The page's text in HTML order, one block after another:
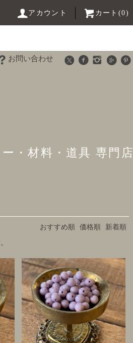
アカウント カート(0)
お問い合わせ
・材料・道具 専門店
おすすめ順 価格順 新着順